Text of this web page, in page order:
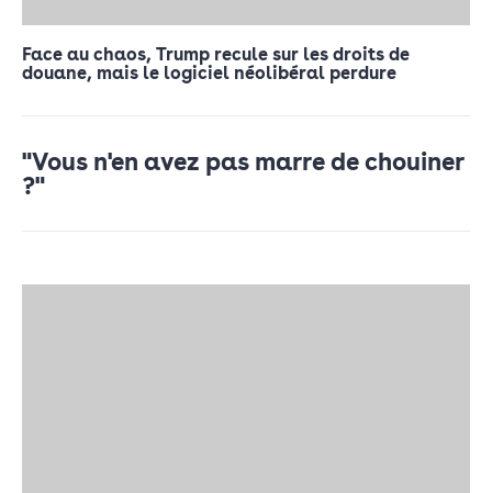
Face au chaos, Trump recule sur les droits de
douane, mais le logiciel néolibéral perdure
"Vous n'en avez pas marre de chouiner
?"